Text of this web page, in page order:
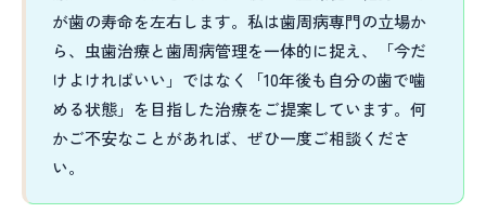
が歯の寿命を左右します。私は歯周病専門の立場か
ら、虫歯治療と歯周病管理を一体的に捉え、「今だ
けよければいい」ではなく「10年後も自分の歯で噛
める状態」を目指した治療をご提案しています。何
かご不安なことがあれば、ぜひ一度ご相談くださ
い。